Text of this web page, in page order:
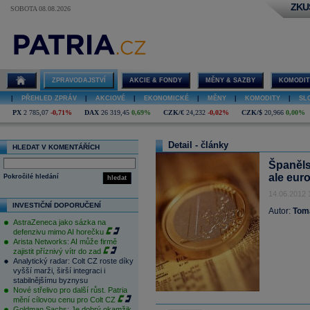
SOBOTA 08.08.2026
ZPRAVODAJSTVÍ AKCIE & FONDY MĚNY & SAZBY
PŘEHLED ZPRÁV AKCIOVÉ EKONOMICKÉ MĚNY KOMODITY
PX 2 785,07 -0,71% DAX 26 319,45 0,69% CZK/€ 24,232 -0,02% CZK/$ 20,966 0,00%
HLEDAT V KOMENTÁŘÍCH
hledat
Pokročilé hledání
INVESTIČNÍ DOPORUČENÍ
AstraZeneca jako sázka na
defenzivu mimo AI horečku
Arista Networks: AI může firmě
zajistit příznivý vítr do zad
Analytický radar: Colt CZ roste díky
vyšší marži, širší integraci i
stabilnějšímu byznysu
Nové střelivo pro další růst. Patria
mění cílovou cenu pro Colt CZ
Detail - články
ale
14.06.2012
Autor: